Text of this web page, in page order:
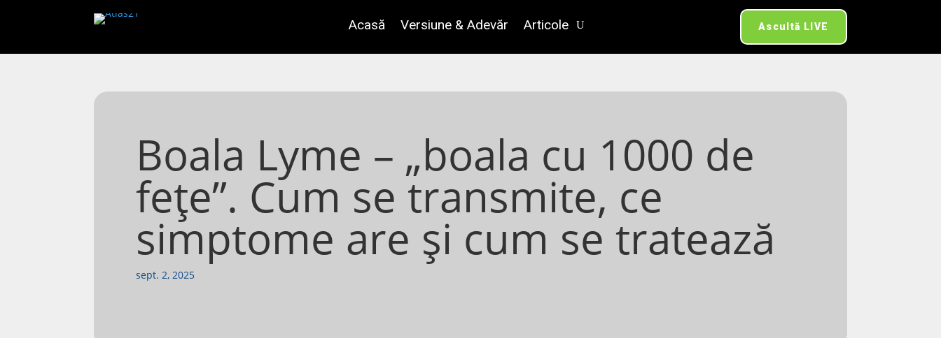
Acasă Versiune & Adevăr Articole Ascultă LIVE
Boala Lyme – „boala cu 1000 de
fețe”. Cum se transmite, ce
simptome are și cum se tratează
sept. 2, 2025